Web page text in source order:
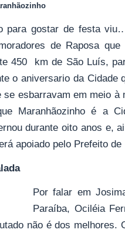
para gostar de festa
de Raposa
450 km de São Luís,
o aniversario da
se esbarravam em meio
Maranhãozinho é a
durante oito anos e,
apoiado pelo Prefeito
Por falar em
Paraíba, Ociléia
não é dos